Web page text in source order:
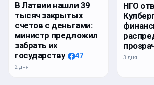
В Латвии нашли 39
тысяч закрытых
счетов с деньгами:
министр предложил
забрать их
государству
47
2 дня
НГО
3 дня